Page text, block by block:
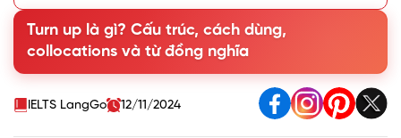
2. Cấu trúc và cách sử dụng Turn up trong tiếng Anh
3. Từ đồng nghĩa với Turn up
4. Các từ/cụm từ thường đi với Turn up
5. Một số cụm động từ khác với Turn
Turn up là gì? Cấu trúc, cách dùng,
collocations và từ đồng nghĩa
IELTS LangGo 12/11/2024